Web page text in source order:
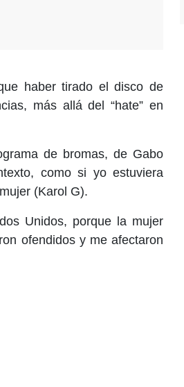
haber tirado el disco de
más allá del “hate” en
de bromas, de Gabo
como si yo estuviera
(Karol G).
Unidos, porque la mujer
ofendidos y me afectaron